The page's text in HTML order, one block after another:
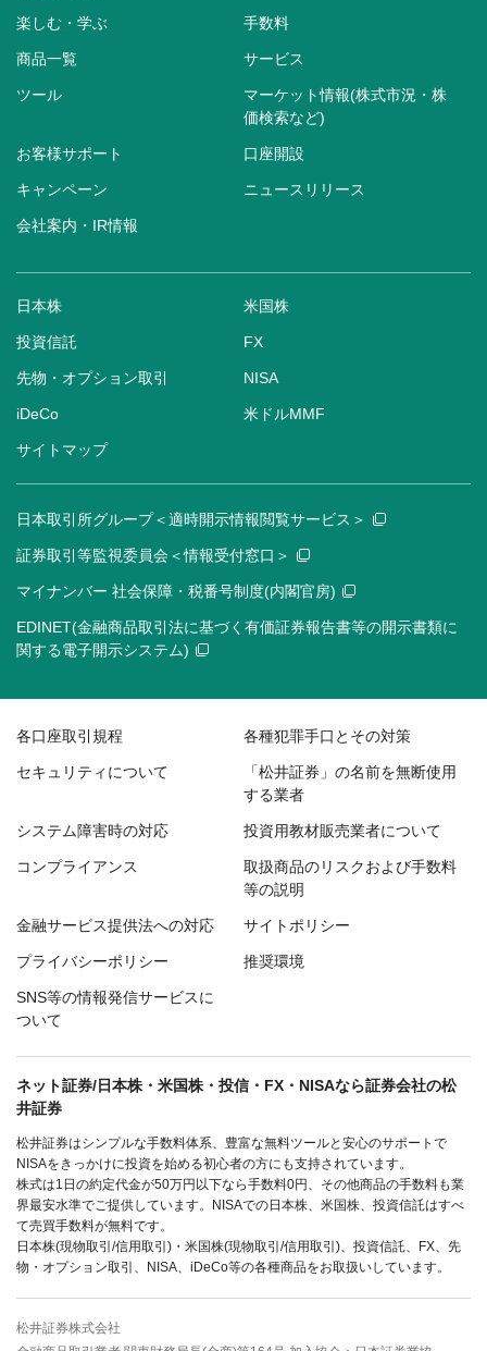
楽しむ・学ぶ 手数料
商品一覧 サービス
ツール
マーケット情報(株式市況・株
価検索など)
お客様サポート 口座開設
キャンペーン ニュースリリース
会社案内・IR情報
日本株 米国株
投資信託 FX
先物・オプション取引 NISA
iDeCo 米ドルMMF
サイトマップ
日本取引所グループ＜適時開示情報閲覧サービス＞
証券取引等監視委員会＜情報受付窓口＞
マイナンバー 社会保障・税番号制度(内閣官房)
EDINET(金融商品取引法に基づく有価証券報告書等の開示書類に
関する電子開示システム)
各口座取引規程 各種犯罪手口とその対策
セキュリティについて
「松井証券」の名前を無断使用
する業者
システム障害時の対応 投資用教材販売業者について
コンプライアンス
取扱商品のリスクおよび手数料
等の説明
金融サービス提供法への対応 サイトポリシー
プライバシーポリシー 推奨環境
SNS等の情報発信サービスに
ついて
ネット証券/日本株・米国株・投信・FX・NISAなら証券会社の松
井証券
松井証券はシンプルな手数料体系、豊富な無料ツールと安心のサポートで
NISAをきっかけに投資を始める初心者の方にも支持されています。
株式は1日の約定代金が50万円以下なら手数料0円、その他商品の手数料も業
界最安水準でご提供しています。NISAでの日本株、米国株、投資信託はすべ
て売買手数料が無料です。
日本株(現物取引/信用取引)・米国株(現物取引/信用取引)、投資信託、FX、先
物・オプション取引、NISA、iDeCo等の各種商品をお取扱いしています。
松井証券株式会社